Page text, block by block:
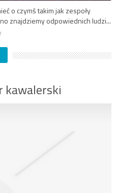
o czymś takim jak zespoły
znajdziemy odpowiednich ludzi...
kawalerski